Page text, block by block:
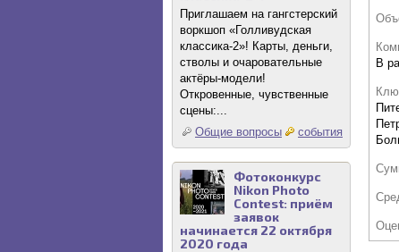
Приглашаем на гангстерский
воркшоп «Голливудская
классика-2»! Карты, деньги,
стволы и очаровательные
актёры-модели!
Откровенные, чувственные
сцены:...
Общие вопросы
события
Фотоконкурс
Nikon Photo
Contest: приём
заявок
начинается 22 октября
2020 года
В